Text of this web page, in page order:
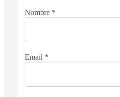
Nombre *
Email *